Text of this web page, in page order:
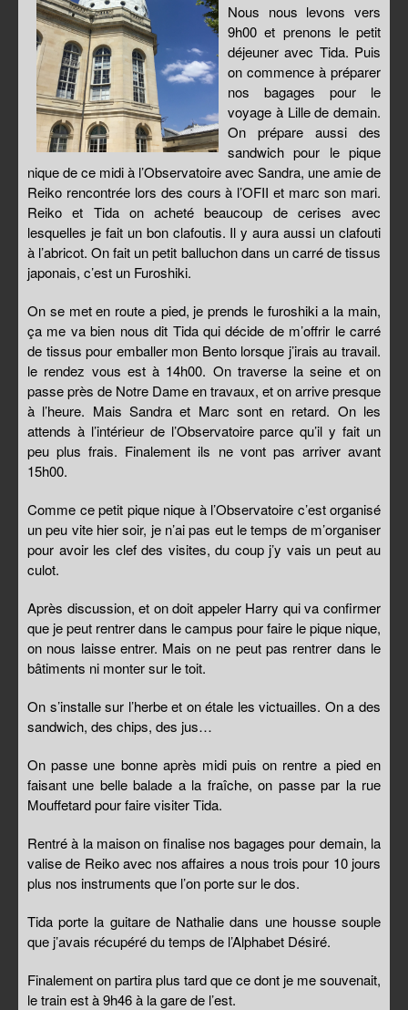
Nous nous levons vers
9h00 et prenons le petit
déjeuner avec Tida. Puis
on commence à préparer
nos bagages pour le
voyage à Lille de demain.
On prépare aussi des
sandwich pour le pique
nique de ce midi à l’Observatoire avec Sandra, une amie de
Reiko rencontrée lors des cours à l’OFII et marc son mari.
Reiko et Tida on acheté beaucoup de cerises avec
lesquelles je fait un bon clafoutis. Il y aura aussi un clafouti
à l’abricot. On fait un petit balluchon dans un carré de tissus
japonais, c’est un Furoshiki.
On se met en route a pied, je prends le furoshiki a la main,
ça me va bien nous dit Tida qui décide de m’offrir le carré
de tissus pour emballer mon Bento lorsque j’irais au travail.
le rendez vous est à 14h00. On traverse la seine et on
passe près de Notre Dame en travaux, et on arrive presque
à l’heure. Mais Sandra et Marc sont en retard. On les
attends à l’intérieur de l’Observatoire parce qu’il y fait un
peu plus frais. Finalement ils ne vont pas arriver avant
15h00.
Comme ce petit pique nique à l’Observatoire c’est organisé
un peu vite hier soir, je n’ai pas eut le temps de m’organiser
pour avoir les clef des visites, du coup j’y vais un peut au
culot.
Après discussion, et on doit appeler Harry qui va confirmer
que je peut rentrer dans le campus pour faire le pique nique,
on nous laisse entrer. Mais on ne peut pas rentrer dans le
bâtiments ni monter sur le toit.
On s’installe sur l’herbe et on étale les victuailles. On a des
sandwich, des chips, des jus…
On passe une bonne après midi puis on rentre a pied en
faisant une belle balade a la fraîche, on passe par la rue
Mouffetard pour faire visiter Tida.
Rentré à la maison on finalise nos bagages pour demain, la
valise de Reiko avec nos affaires a nous trois pour 10 jours
plus nos instruments que l’on porte sur le dos.
Tida porte la guitare de Nathalie dans une housse souple
que j’avais récupéré du temps de l’Alphabet Désiré.
Finalement on partira plus tard que ce dont je me souvenait,
le train est à 9h46 à la gare de l’est.